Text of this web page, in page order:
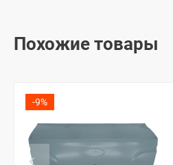
Похожие товары
-9%